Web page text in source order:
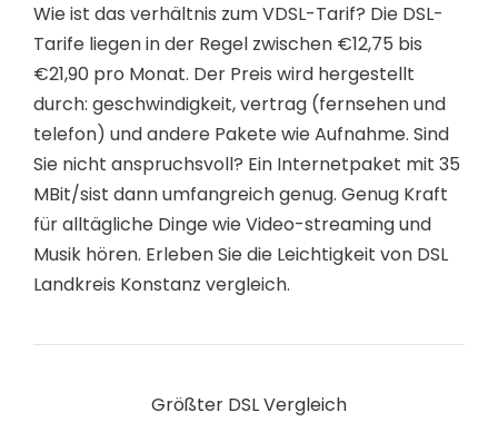
Wie ist das verhältnis zum VDSL-Tarif? Die DSL-
Tarife liegen in der Regel zwischen €12,75 bis
€21,90 pro Monat. Der Preis wird hergestellt
durch: geschwindigkeit, vertrag (fernsehen und
telefon) und andere Pakete wie Aufnahme. Sind
Sie nicht anspruchsvoll? Ein Internetpaket mit 35
MBit/sist dann umfangreich genug. Genug Kraft
für alltägliche Dinge wie Video-streaming und
Musik hören. Erleben Sie die Leichtigkeit von DSL
Landkreis Konstanz vergleich.
Größter DSL Vergleich